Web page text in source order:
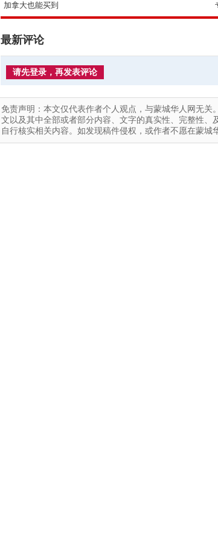
加拿大也能买到
最新评论
请先登录，再发表评论
免责声明：本文仅代表作者个人观点，与蒙城华人网无
文以及其中全部或者部分内容、文字的真实性、完整性
自行核实相关内容。如发现稿件侵权，或作者不愿在蒙城